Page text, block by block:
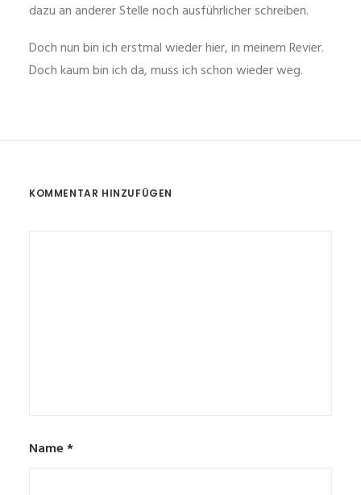
dazu an anderer Stelle noch ausführlicher schreiben.
Doch nun bin ich erstmal wieder hier, in meinem Revier.
Doch kaum bin ich da, muss ich schon wieder weg.
KOMMENTAR HINZUFÜGEN
Name*